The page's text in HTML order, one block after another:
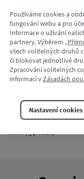
Mechanismus upevnění:
​Materiál: kov
Balení: plastikový sáček
Vlastnosti
Kód produktu
Model vozu
Motiv (typ vozu)
Používáme cookies a
fungování webu a pro
Informace o užívání
partnery. Výběrem „
všech volitelných druhů
či blokovat jednotlivé
Zpracování volitelných
informací vZásadách
Nastavení cookies